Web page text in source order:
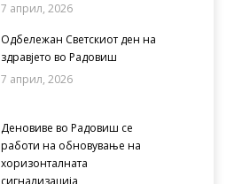
7 април, 2026
Одбележан Светскиот ден на
здравјето во Радовиш
7 април, 2026
Деновиве во Радовиш се
работи на обновување на
хоризонталната